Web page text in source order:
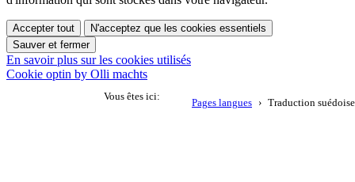
Vous êtes ici:
Pages langues Traduction suédoise
Accepter tout
N'acceptez que les cookies essentiels
Sauver et fermer
En savoir plus sur les cookies utilisés
Cookie optin by Olli machts